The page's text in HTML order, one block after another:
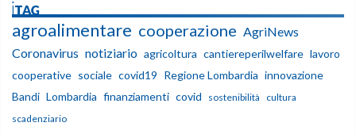
iTAG
agroalimentare cooperazione AgriNews
Coronavirus notiziario agricoltura cantiereperilwelfare lavoro
cooperative sociale covid19 Regione Lombardia innovazione
Bandi Lombardia finanziamenti covid sostenibilità
cultura
scadenziario